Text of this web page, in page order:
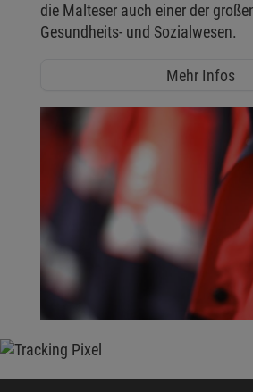
die Malteser auch einer der
Gesundheits- und Sozialwesen.
Mehr Infos